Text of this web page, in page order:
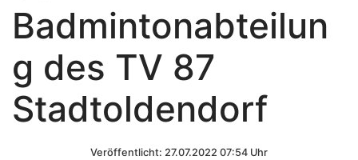
Badmintonabteilun
g des TV 87
Stadtoldendorf
Veröffentlicht: 27.07.2022 07:54 Uhr